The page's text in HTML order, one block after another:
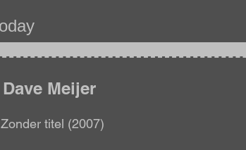
Dave Meijer
Zonder titel (2007)